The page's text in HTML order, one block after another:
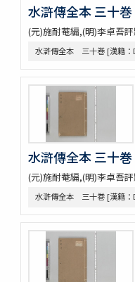
争春園全伝（アジア）
争春園全伝（総合図書館
韻府羣玉
One hundred
Bản chỉ cách đọc và
sách tứ thư／四書不二
佛印産薬用植物（下巻）
佛印の政治經濟状況と
泰・佛印における宣傳戰
佛印文化情報 第五号
A NATURALIST IN
印度哲學小史
依立世阿毘曇論日月行
曇氏暦稿
宿曜經算曜直章第七・
水滸傳全本 三十
(元)施耐菴編,(明)李卓吾
水滸傳全本 三十巻 [漢籍：
水滸傳全本 三十
(元)施耐菴編,(明)李卓吾
水滸傳全本 三十巻 [漢籍：